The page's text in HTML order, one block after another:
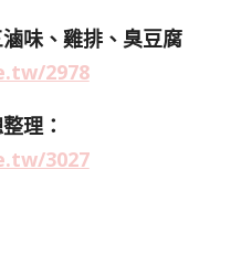
味、雞排、臭豆腐
2978
理：
3027